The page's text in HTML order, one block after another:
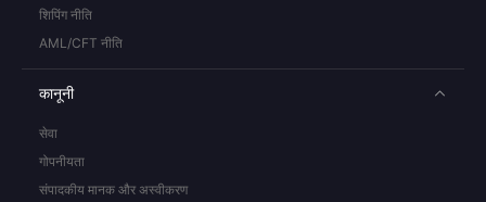
शिपिंग नीति
AML/CFT नीति
कानूनी
सेवा
गोपनीयता
संपादकीय मानक और अस्वीकरण